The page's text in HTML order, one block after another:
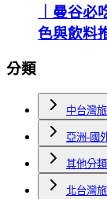
｜曼谷
色與飲料
分類
中台灣
亞洲-國
其他分類
北台灣